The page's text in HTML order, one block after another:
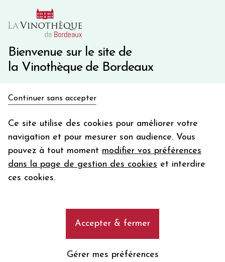
Bienvenue sur le site de
la Vinothèque de Bordeaux
Continuer sans accepter
Ce site utilise des cookies pour améliorer votre
navigation et pour mesurer son audience. Vous
pouvez à tout moment modifier vos préférences
dans la page de gestion des cookies et interdire
ces cookies.
Accepter & fermer
Gérer mes préférences
10€ de remise immédiate sur votre première commande
Une question ?
en bon d'achat
Votre
email
En m’abonnant, j’accepte de recevoir la newsletter de la